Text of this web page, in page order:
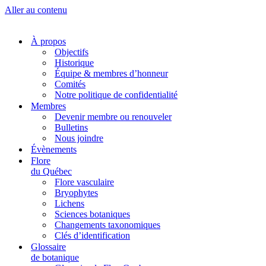
Aller au contenu
À propos
Objectifs
Historique
Équipe & membres d’honneur
Comités
Notre politique de confidentialité
Membres
Devenir membre ou renouveler
Bulletins
Nous joindre
Évènements
Flore
du Québec
Flore vasculaire
Bryophytes
Lichens
Sciences botaniques
Changements taxonomiques
Clés d’identification
Glossaire
de botanique